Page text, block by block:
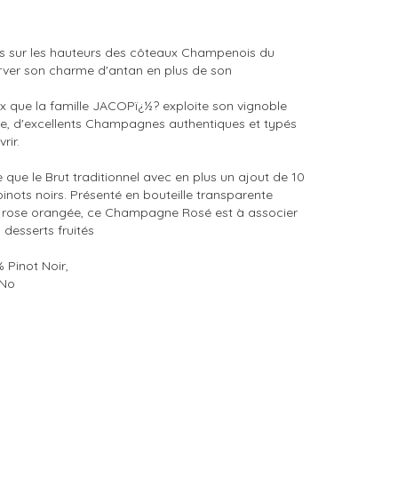
sur les hauteurs des côteaux Champenois du
son charme d'antan en plus de son
que la famille JACOPï¿½? exploite son vignoble
d'excellents Champagnes authentiques et typés
le Brut traditionnel avec en plus un ajout de 10
noirs. Présenté en bouteille transparente
orangée, ce Champagne Rosé est à associer
fruités
Pinot Noir,